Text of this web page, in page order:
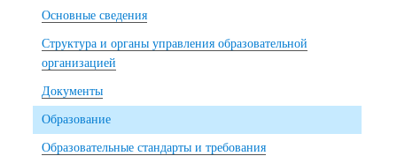
Основные сведения
Структура и органы управления образовательной
организацией
Документы
Образование
Образовательные стандарты и требования